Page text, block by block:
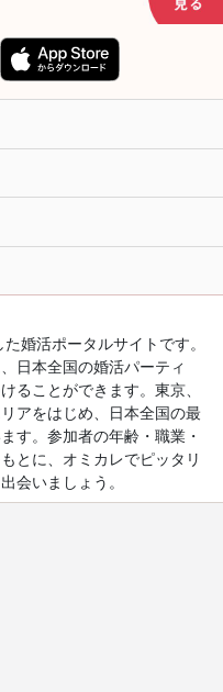
婚活ポータルサイトです。
日本全国の婚活パーティ
ることができます。東京、
アをはじめ、日本全国の最
す。参加者の年齢・職業・
とに、オミカレでピッタリ
会いましょう。